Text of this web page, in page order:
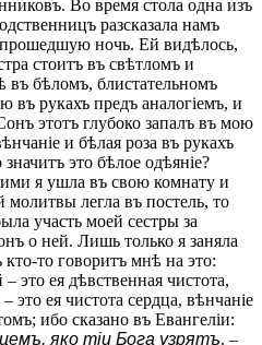
Во время стола одна изъ
разсказала намъ
ночь. Ей видѣлось,
стоитъ въ свѣтломъ и
въ бѣломъ, блистательномъ
въ рукахъ предъ аналогіемъ, и
этотъ глубоко запалъ въ мою
и бѣлая роза въ рукахъ
это бѣлое одѣяніе?
я ушла въ свою комнату и
молитвы легла въ постель, то
участь моей сестры за
о ней. Лишь только я заняла
то говоритъ мнѣ на это:
это ея дѣвственная чистота,
это ея чистота сердца, вѣнчаніе
ибо сказано въ Евангеліи:
яко тіи Бога узрятъ. –